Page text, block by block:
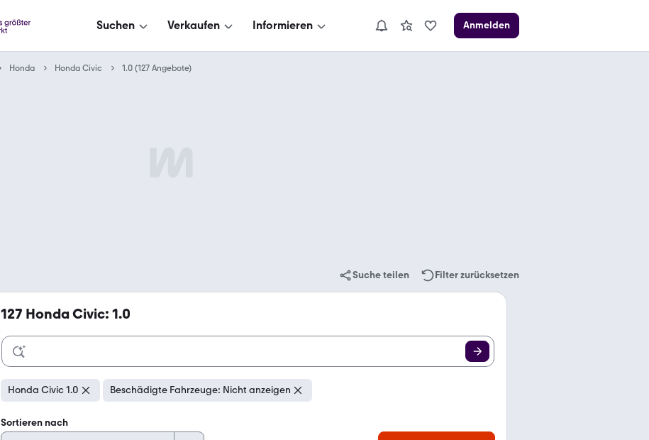
Suchen Verkaufen Informieren Anmelden
Honda Honda Civic 1.0 (127 Angebote)
Suche teilen Filter zurücksetzen
127 Honda Civic: 1.0
Honda Civic 1.0 Beschädigte Fahrzeuge: Nicht anzeigen
Sortieren nach